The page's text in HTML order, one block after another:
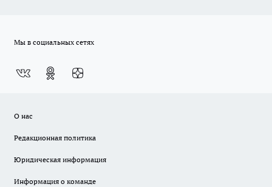
Мы в социальных сетях
О нас
Редакционная политика
Юридическая информация
Информация о команде